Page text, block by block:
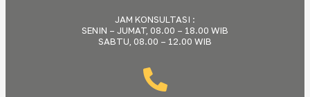
JAM KONSULTASI :
SENIN – JUMAT, 08.00 – 18.00 WIB
SABTU, 08.00 – 12.00 WIB